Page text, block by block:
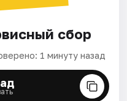
сбор
1 минуту назад